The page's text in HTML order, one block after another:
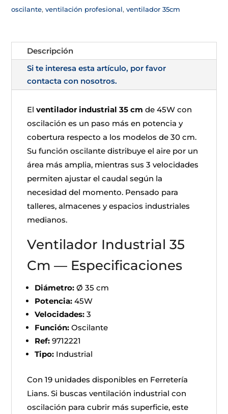
oscilante,ventilación profesional,ventilador 35cm
Descripción
Si te interesa esta artículo, por favor
contacta con nosotros.
Elventilador industrial 35 cm de 45W con
oscilación es un paso más en potencia y
cobertura respecto a los modelos de 30 cm.
Su función oscilante distribuye el aire por un
área más amplia, mientras sus 3 velocidades
permiten ajustar el caudal según la
necesidad del momento. Pensado para
talleres, almacenes y espacios industriales
medianos.
Ventilador Industrial 35
Cm — Especificaciones
Diámetro: Ø 35 cm
Potencia: 45W
Velocidades: 3
Función: Oscilante
Ref: 9712221
Tipo: Industrial
Con 19 unidades disponibles en Ferretería
Lians. Si buscas ventilación industrial con
oscilación para cubrir más superficie, este